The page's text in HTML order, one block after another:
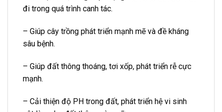
đi trong quá trình canh tác.
– Giúp cây trồng phát triển mạnh mẽ và đề kháng
sâu bệnh.
– Giúp đất thông thoáng, tơi xốp, phát triển rễ cực
mạnh.
– Cải thiện độ PH trong đất, phát triển hệ vi sinh